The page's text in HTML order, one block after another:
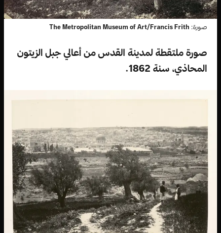
صورة: The Metropolitan Museum of Art/Francis Frith
صورة ملتقطة لمدينة القدس من أعالي جبل الزيتون
المحاذي، سنة 1862.